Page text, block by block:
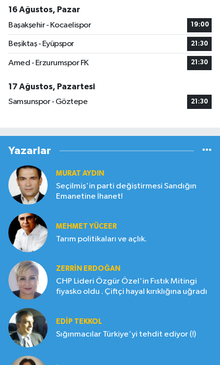
16 Ağustos, Pazar
Başakşehir - Kocaelispor
19:00
Beşiktaş - Eyüpspor 21:30
Amed - Erzurumspor FK 21:30
17 Ağustos, Pazartesi
Samsunspor - Göztepe
21:30
Yazarlar
MURAT AYDIN
Seçilmiş'in parti değiştirmesi Sandığın
Emanetine İhanet!
MEHMET YÜCEER
Tarım politikaları ve açlık.
ZERRIN ERDOĞAN
CHP Lideri Özgür Özel'in Fıstık Mitingi
fiyasko oldu . Çiftçi hayal kırıklığına uğradı
EDIP TEKKOL
Sığınmacılar Türkiye'yi tehdit ediyor (!)